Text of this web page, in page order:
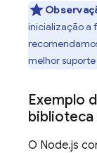
inicialização a
melhor
Exemplo
biblioteca
O Node.js